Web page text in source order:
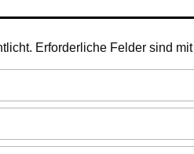
Erforderliche Felder sind mit